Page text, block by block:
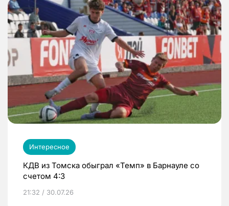
Интересное
КДВ из Томска обыграл «Темп» в Барнауле со
счетом 4:3
21:32 / 30.07.26